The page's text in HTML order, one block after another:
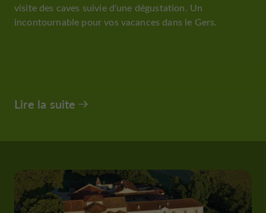
visite des caves suivie d'une dégustation. Un
incontournable pour vos vacances dans le Gers.
Lire la suite